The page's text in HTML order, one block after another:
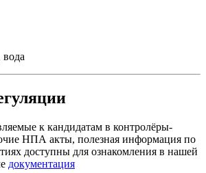
к кандидатам в контролёры-
НПА акты, полезная информация по
доступны для ознакомления в нашей
документация